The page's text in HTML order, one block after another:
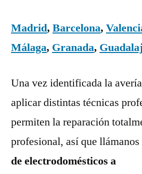
Madrid, Barcelona,
Málaga, Granada,
Una vez identificada la
aplicar distintas técnicas
permiten la reparación
profesional, así que llámanos
de electrodomésticos a